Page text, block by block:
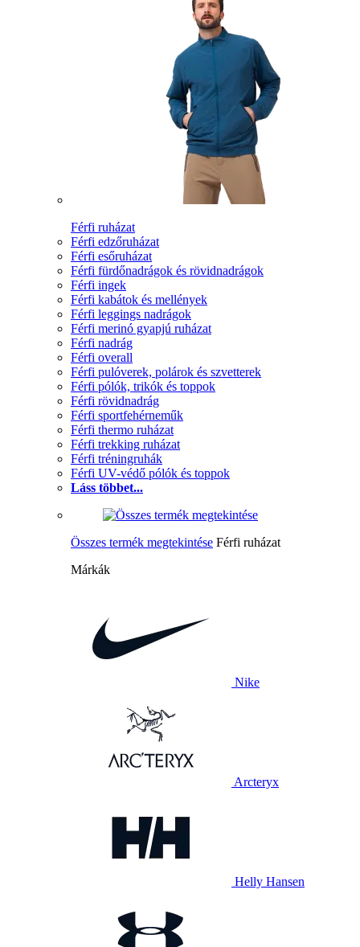
Férfi ruházat
Férfi edzőruházat
Férfi esőruházat
Férfi fürdőnadrágok és rövidnadrágok
Férfi ingek
Férfi kabátok és mellények
Férfi leggings nadrágok
Férfi merinó gyapjú ruházat
Férfi nadrág
Férfi overall
Férfi pulóverek, polárok és szvetterek
Férfi pólók, trikók és toppok
Férfi rövidnadrág
Férfi sportfehérneműk
Férfi thermo ruházat
Férfi trekking ruházat
Férfi tréningruhák
Férfi UV-védő pólók és toppok
Láss többet...
Összes termék megtekintése Férfi ruházat
Márkák
Nike
Arcteryx
Helly Hansen